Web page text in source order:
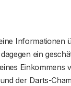
Informationen
ein
Einkommens
der Darts-